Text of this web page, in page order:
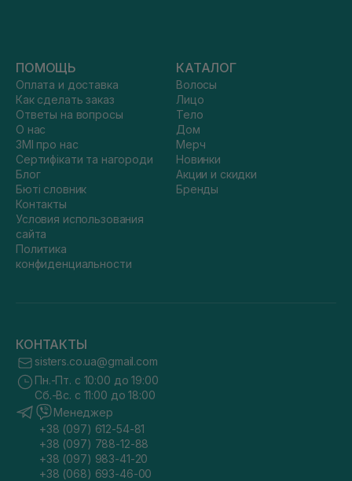
ПОМОЩЬ
Оплата и доставка
Как сделать заказ
Ответы на вопросы
О нас
ЗМІ про нас
Сертифікати та нагороди
Блог
Бюті словник
Контакты
Условия использования
сайта
Политика
конфиденциальности
КАТАЛОГ
Волосы
Лицо
Тело
Дом
Мерч
Новинки
Акции и скидки
Бренды
КОНТАКТЫ
sisters.co.ua@gmail.com
Пн.-Пт. с 10:00 до 19:00
Сб.-Вс. с 11:00 до 18:00
Менеджер
+38 (097) 612-54-81
+38 (097) 788-12-88
+38 (097) 983-41-20
+38 (068) 693-46-00